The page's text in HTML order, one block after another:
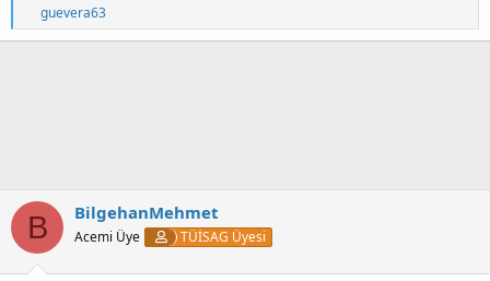
T
e
p
guevera63
B BilgehanMehmet
Acemi Üye TÜİSAG Üyesi